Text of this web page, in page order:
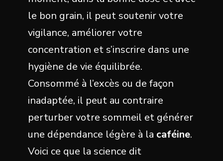
le bon grain, il peut soutenir votre
vigilance, améliorer votre
concentration et s’inscrire dans une
hygiène de vie équilibrée.
Consommé à l’excès ou de façon
inadaptée, il peut au contraire
perturber votre sommeil et générer
une dépendance légère à la caféine.
Voici ce que la science dit